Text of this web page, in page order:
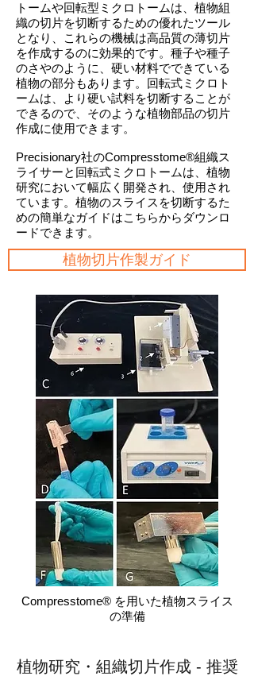
トームや回転型ミクロトームは、植物組
織の切片を切断するための優れたツール
となり、これらの機械は高品質の薄切片
を作成するのに効果的です。種子や種子
のさやのように、硬い材料でできている
植物の部分もあります。回転式ミクロト
ームは、より硬い試料を切断することが
できるので、そのような植物部品の切片
作成に使用できます。
Precisionary社のCompresstome®組織ス
ライサーと回転式ミクロトームは、植物
研究において幅広く開発され、使用され
ています。植物のスライスを切断するた
めの簡単なガイドはこちらからダウンロ
ードできます。
植物切片作製ガイド
Compresstome® を用いた植物スライス
の準備
植物研究・組織切片作成 - 推奨